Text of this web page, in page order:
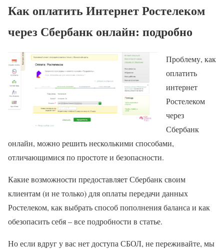
Как оплатить Интернет Ростелеком
через Сбербанк онлайн: подробно
Проблему, как
оплатить
интернет
Ростелеком
через
Сбербанк
онлайн, можно решить несколькими способами,
отличающимися по простоте и безопасности.
Какие возможности предоставляет Сбербанк своим
клиентам (и не только) для оплаты передачи данных
Ростелеком, как выбрать способ пополнения баланса и как
обезопасить себя – все подробности в статье.
Но если вдруг у вас нет доступа СБОЛ, не переживайте, мы